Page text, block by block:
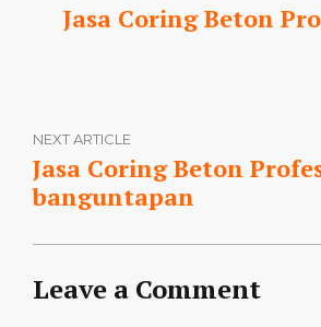
Jasa Coring Beton
NEXT ARTICLE
Jasa Coring Beton
banguntapan
Leave a Comment